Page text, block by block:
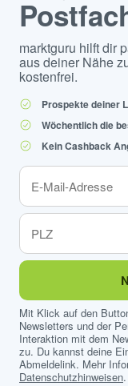
marktguru hilft dir
aus deiner Nähe
kostenfrei.
Prospekte deiner
Wöchentlich die
Kein Cashback
Mit Klick auf den
Newsletters und der
Interaktion mit dem
zu. Du kannst deine
Abmeldelink. Mehr
Datenschutzhinweisen.